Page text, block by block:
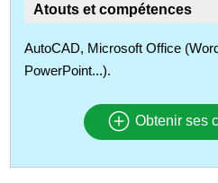
Atouts et compétences
AutoCAD, Microsoft Office
PowerPoint...).
Obtenir ses